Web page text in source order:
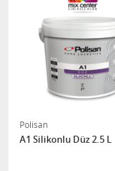
Polisan
A1 Silikonlu Düz 2.5 L